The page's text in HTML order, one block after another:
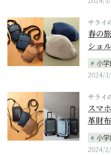
サライ
春の
ショ
小
2024/
サライ
スマ
革財
小
2024/